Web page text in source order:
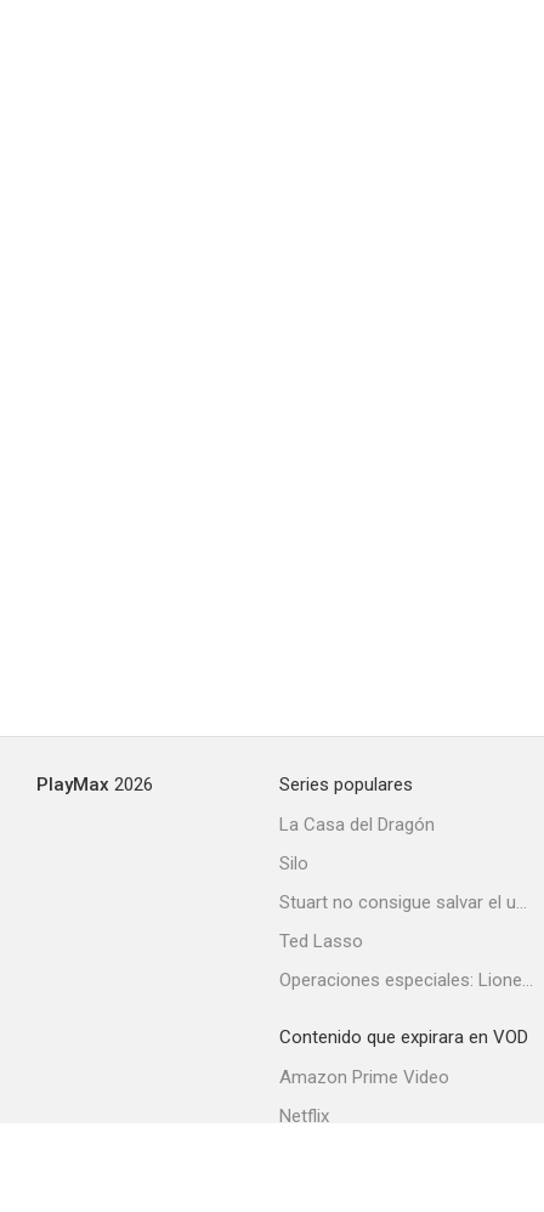
PlayMax 2026
Series populares
La Casa del Dragón
Silo
Stuart no consigue salvar el universo
Ted Lasso
Operaciones especiales: Lioness
Contenido que expirara en VOD
Amazon Prime Video
Netflix